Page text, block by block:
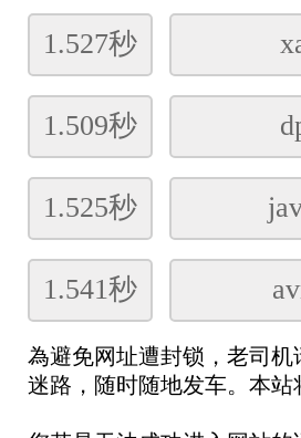
1.527秒
1.509秒
1.525秒
1.541秒
為避免网址遭封锁，老司机
迷路，随时随地发车。本